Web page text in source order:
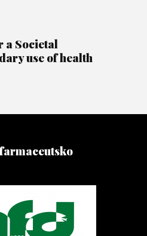
a Societal
use of health